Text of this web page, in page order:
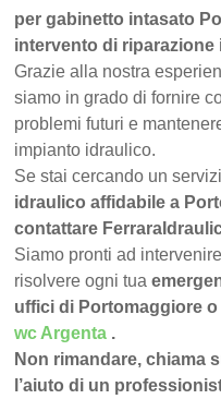
per gabinetto intasato
intervento di
Grazie alla nostra
siamo in grado di fornire
problemi futuri e
impianto idraulico.
Se stai cercando un
idraulico affidabile a
contattare
Siamo pronti ad
risolvere ogni tua
uffici di Portomaggiore o
wc Argenta .
Non rimandare, chiama
l’aiuto di un